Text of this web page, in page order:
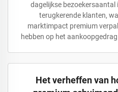
dagelijkse bezoekersaantal
terugkerende klanten,
marktimpact premium
hebben op het
Het verheffen van